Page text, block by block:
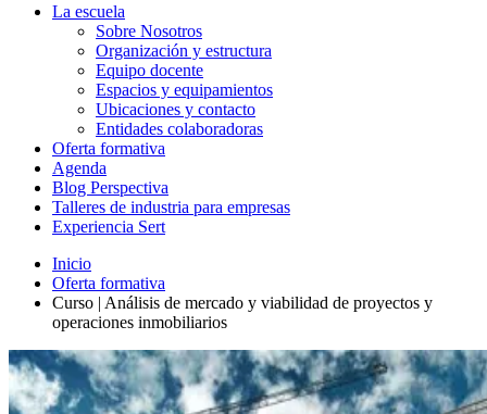
La escuela
Sobre Nosotros
Organización y estructura
Equipo docente
Espacios y equipamientos
Ubicaciones y contacto
Entidades colaboradoras
Oferta formativa
Agenda
Blog Perspectiva
Talleres de industria para empresas
Experiencia Sert
Inicio
Oferta formativa
Curso | Análisis de mercado y viabilidad de proyectos y
operaciones inmobiliarios